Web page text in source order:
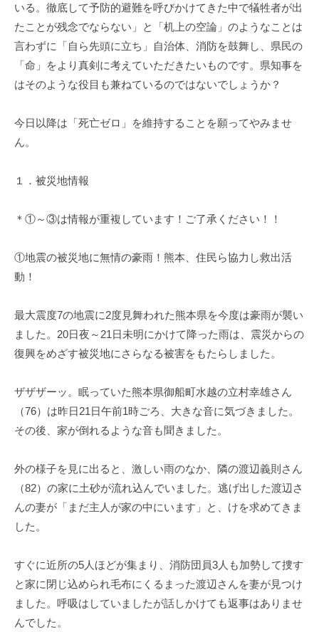
いる。徹底して予防的避難を呼びかけてきた中で犠牲者が出
たことが残念でならない」と「机上の空論」のようなことは
言わずに「自ら先頭に立ち」自治体、消防を鼓舞し、県民の
「命」をより真剣に考えていただきたいものです。県知事を
はそのような役目も兼ねているのではないでしょうか？
今日以降は「死亡ゼロ」を維持することを願ってやみませ
ん。
１．被災地情報
＊①～③は情報が重複しています！ご了承ください！！
①地震の被災地に無情の豪雨！熊本、住民ら協力し救出活
動！
最大震度7の地震に2度見舞われた熊本県を今度は豪雨が襲い
ました。20日夜～21日未明にかけて降った雨は、震災からの
復興をめざす被災地にさらなる被害をもたらしました。
ザザザーッ。眠っていた熊本県御船町水越の立村幸雄さん
（76）は昨日21日午前1時ごろ、大きな音に気づきました。
その後、家が倒れるような音も聞きました。
外の様子を見に出ると、激しい雨のなか、隣の渡辺義則さん
（82）の家に土砂が流れ込んでいました。逃げ出した渡辺さ
んの妻が「まだ主人が家の中にいます」と、けを求めてきま
した。
すぐに近所の5人ほどが集まり、消防団員3人も加勢して捜す
と家に閉じ込められ毛布にくるまった渡辺さんを妻が見つけ
ました。呼吸はしていましたが話しかけても返事はありませ
んでした。